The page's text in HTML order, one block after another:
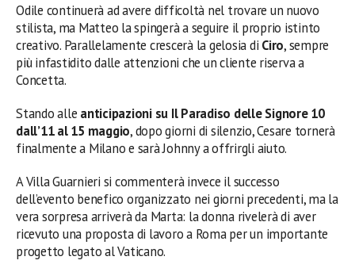
Odile continuerà ad avere difficoltà nel trovare un nuovo
stilista, ma Matteo la spingerà a seguire il proprio istinto
creativo. Parallelamente crescerà la gelosia di Ciro, sempre
più infastidito dalle attenzioni che un cliente riserva a
Concetta.
Stando alle anticipazioni su Il Paradiso delle Signore 10
dall’11 al 15 maggio, dopo giorni di silenzio, Cesare tornerà
finalmente a Milano e sarà Johnny a offrirgli aiuto.
A Villa Guarnieri si commenterà invece il successo
dell’evento benefico organizzato nei giorni precedenti, ma la
vera sorpresa arriverà da Marta: la donna rivelerà di aver
ricevuto una proposta di lavoro a Roma per un importante
progetto legato al Vaticano.